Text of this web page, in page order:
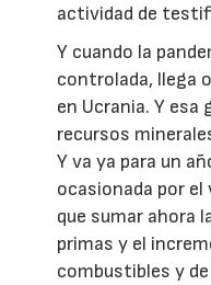
actividad de
Y cuando la
controlada, llega
en Ucrania. Y esa
recursos
Y va ya para un
ocasionada por el
que sumar ahora
primas y el
combustibles y